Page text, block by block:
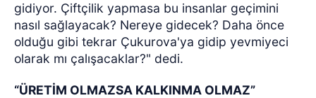
gidiyor. Çiftçilik yapmasa bu insanlar geçimini
nasıl sağlayacak? Nereye gidecek? Daha önce
olduğu gibi tekrar Çukurova'ya gidip yevmiyeci
olarak mı çalışacaklar?" dedi.
“ÜRETİM OLMAZSA KALKINMA OLMAZ”